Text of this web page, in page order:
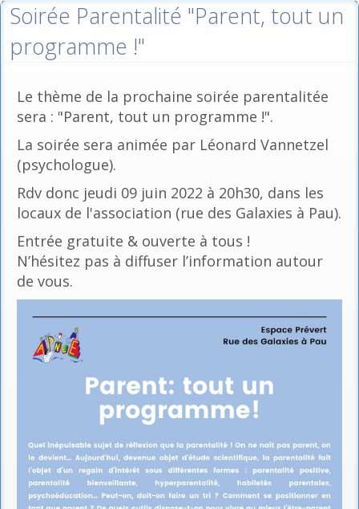
Soirée Parentalité "Parent, tout un
programme !"
Le thème de la prochaine soirée parentalitée
sera : "Parent, tout un programme !".
La soirée sera animée par Léonard Vannetzel
(psychologue).
Rdv donc jeudi 09 juin 2022 à 20h30, dans les
locaux de l'association (rue des Galaxies à Pau).
Entrée gratuite & ouverte à tous !
N’hésitez pas à diffuser l’information autour
de vous.